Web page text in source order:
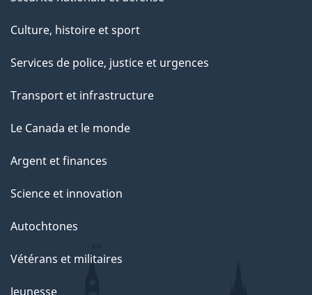
Culture, histoire et sport
Services de police, justice et urgences
Transport et infrastructure
Le Canada et le monde
Argent et finances
Science et innovation
Autochtones
Vétérans et militaires
Jeunesse